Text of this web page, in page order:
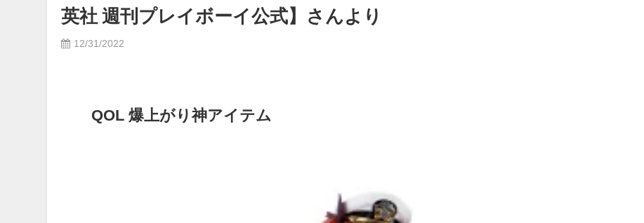
英社 週刊プレイボーイ公式】さんより
12/31/2022
QOL 爆上がり神アイテム